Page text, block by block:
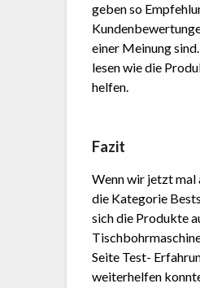
geben so
einer Meinung
lesen wie die
helfen.
Fazit
Wenn wir jetzt mal
die Kategorie
sich die Produkte
Seite Test-
weiterhelfen